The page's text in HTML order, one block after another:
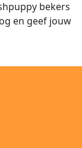
bekers
en geef jouw